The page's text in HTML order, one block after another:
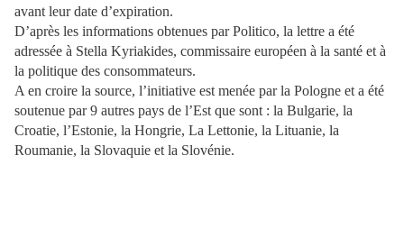
avant leur date d’expiration.
D’après les informations obtenues par Politico, la lettre a été
adressée à Stella Kyriakides, commissaire européen à la santé et à
la politique des consommateurs.
A en croire la source, l’initiative est menée par la Pologne et a été
soutenue par 9 autres pays de l’Est que sont : la Bulgarie, la
Croatie, l’Estonie, la Hongrie, La Lettonie, la Lituanie, la
Roumanie, la Slovaquie et la Slovénie.